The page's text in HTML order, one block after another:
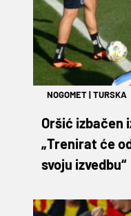
NOGOMET|TURSKA
Oršić izbačen
„Trenirat će
svoju izvedbu“